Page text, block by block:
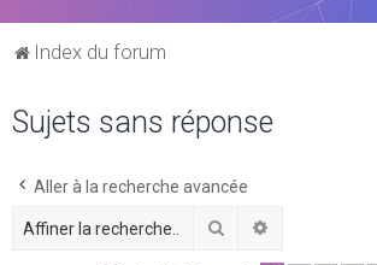
Index du forum
Sujets sans réponse
Aller à la recherche avancée
Rechercher